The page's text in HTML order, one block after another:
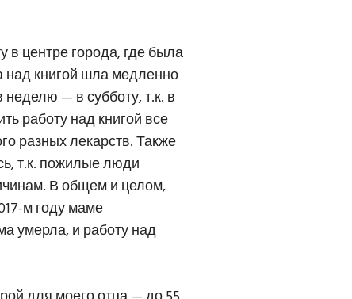
центре города, где была
над книгой шла медленно
— в субботу, т.к. в
работу над книгой все
разных лекарств. Также
т.к. пожилые люди
В общем и целом,
м году маме
умерла, и работу над